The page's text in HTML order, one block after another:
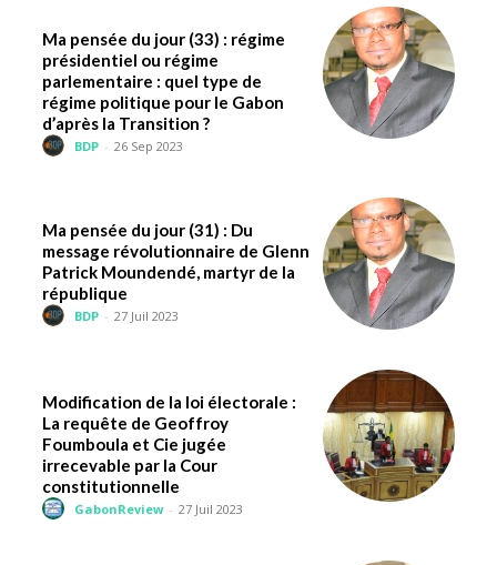
Ma pensée du jour (33) : régime
présidentiel ou régime
parlementaire : quel type de
régime politique pour le Gabon
d’après la Transition ?
BDP - 26 Sep 2023
Ma pensée du jour (31) : Du
message révolutionnaire de Glenn
Patrick Moundendé, martyr de la
république
BDP - 27 Juil 2023
Modification de la loi électorale :
La requête de Geoffroy
Foumboula et Cie jugée
irrecevable par la Cour
constitutionnelle
GabonReview - 27 Juil 2023